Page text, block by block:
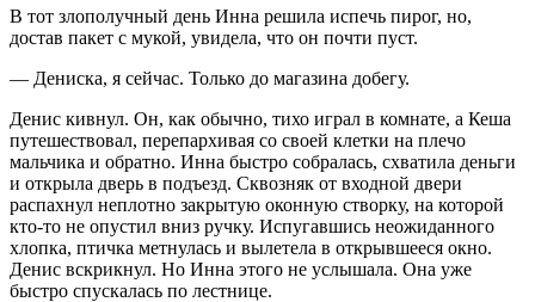
В тот злополучный день Инна решила испечь пирог, но,
достав пакет с мукой, увидела, что он почти пуст.
— Дениска, я сейчас. Только до магазина добегу.
Денис кивнул. Он, как обычно, тихо играл в комнате, а Кеша
путешествовал, перепархивая со своей клетки на плечо
мальчика и обратно. Инна быстро собралась, схватила деньги
и открыла дверь в подъезд. Сквозняк от входной двери
распахнул неплотно закрытую оконную створку, на которой
кто-то не опустил вниз ручку. Испугавшись неожиданного
хлопка, птичка метнулась и вылетела в открывшееся окно.
Денис вскрикнул. Но Инна этого не услышала. Она уже
быстро спускалась по лестнице.